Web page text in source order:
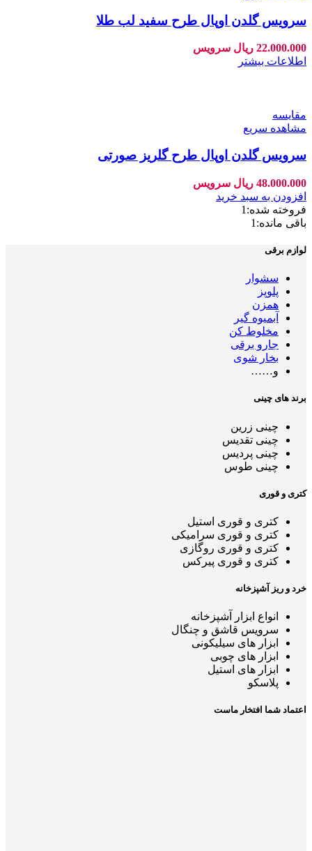
سرویس گلدن اوپال طرح سفید لب طلا
22.000.000 ریال سرویس
اطلاعات بیشتر
مقایسه
مشاهده سریع
سرویس گلدن اوپال طرح گلریز صورتی
48.000.000 ریال سرویس
افزودن به سبد خرید
فروخته شده: 1
باقی مانده: 1
لوازم برقی
سشوار
پلوپز
همزن
آبمیوه گیر
مخلوط کن
جارو برقی
بخار شوی
و……
برند های چینی
چینی زرین
چینی تقدیس
چینی پردیس
چینی طوس
کتری و قوری
کتری و قوری استیل
کتری و قوری سرامیکی
کتری و قوری روگازی
کتری و قوری پیرکس
خرد و ریز آشپزخانه
انواع ابزار آشپزخانه
سرویس قاشق و چنگال
ابزار های سیلیکونی
ابزار های چوبی
ابزار های استیل
پلاسکو
اعتماد شما افتخار ماست